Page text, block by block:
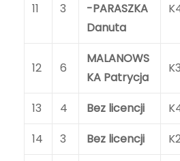
11 3
-PARASZKA
Danuta
12 6
MALANOWS
KA Patrycja
13 4 Bez licencji
14
3 Bez licencji